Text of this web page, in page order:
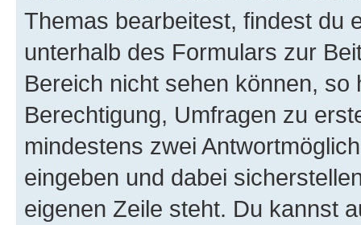
Themas bearbeitest, findest du
unterhalb des Formulars zur
Bereich nicht sehen können,
Berechtigung, Umfragen zu
mindestens zwei
eingeben und dabei
eigenen Zeile steht. Du kannst